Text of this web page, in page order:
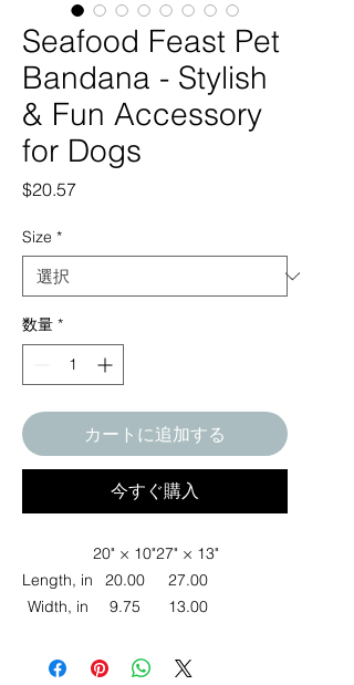
Seafood Feast Pet
Bandana - Stylish
& Fun Accessory
for Dogs
$20.57価
Size *
数量 *
カートに追加する
今すぐ購入
20" × 10"27" × 13"
Length, in
20.00
27.00
Width, in
9.75 13.00
Elevate your pet's style with this